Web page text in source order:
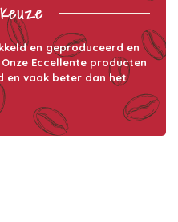
en geproduceerd en
Eccellente producten
en vaak beter dan het